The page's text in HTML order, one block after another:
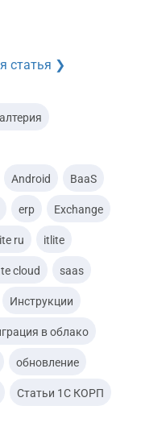
статья ❯
Android BaaS
erp Exchange
ru itlite
cloud saas
Инструкции
в облако
обновление
Статьи 1С КОРП